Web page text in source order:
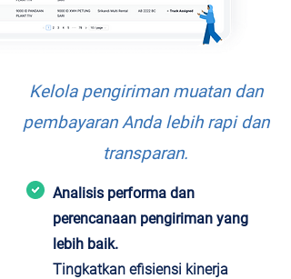
Kelola pengiriman muatan dan
pembayaran Anda lebih rapi dan
transparan.
Analisis performa dan
perencanaan pengiriman yang
lebih baik.
Tingkatkan efisiensi kinerja